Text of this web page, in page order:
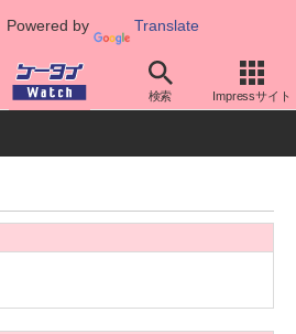
Powered by Translate
検索 Impressサイト
その他